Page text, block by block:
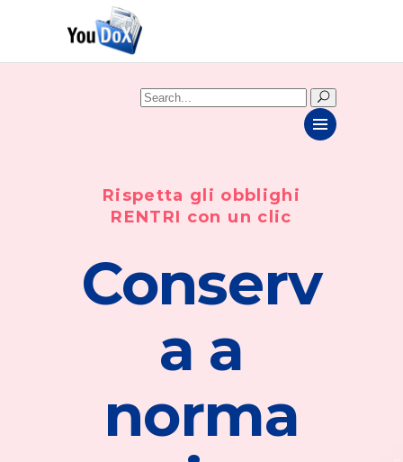
Rispetta gli obblighi
RENTRI con un clic
Conserv
a a
norma